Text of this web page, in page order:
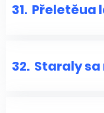
31. Přeletěua
32. Staraly